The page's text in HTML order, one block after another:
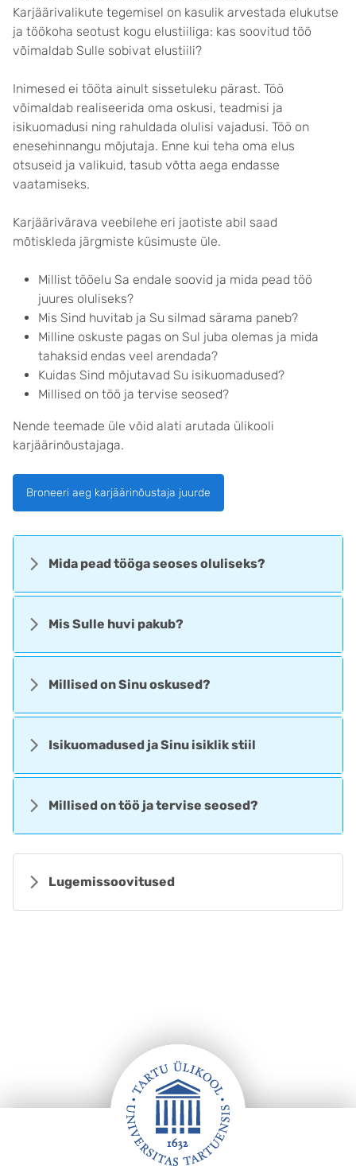
Karjäärivalikute tegemisel on kasulik arvestada elukutse
ja töökoha seotust kogu elustiiliga: kas soovitud töö
võimaldab Sulle sobivat elustiili?
Inimesed ei tööta ainult sissetuleku pärast. Töö
võimaldab realiseerida oma oskusi, teadmisi ja
isikuomadusi ning rahuldada olulisi vajadusi. Töö on
enesehinnangu mõjutaja. Enne kui teha oma elus
otsuseid ja valikuid, tasub võtta aega endasse
vaatamiseks.
Karjäärivärava veebilehe eri jaotiste abil saad
mõtiskleda järgmiste küsimuste üle.
Millist tööelu Sa endale soovid ja mida pead töö
juures oluliseks?
Mis Sind huvitab ja Su silmad särama paneb?
Milline oskuste pagas on Sul juba olemas ja mida
tahaksid endas veel arendada?
Kuidas Sind mõjutavad Su isikuomadused?
Millised on töö ja tervise seosed?
Nende teemade üle võid alati arutada ülikooli
karjäärinõustajaga.
Broneeri aeg karjäärinõustaja juurde
Mida pead tööga seoses oluliseks?
Mis Sulle huvi pakub?
Millised on Sinu oskused?
Isikuomadused ja Sinu isiklik stiil
Millised on töö ja tervise seosed?
Lugemissoovitused